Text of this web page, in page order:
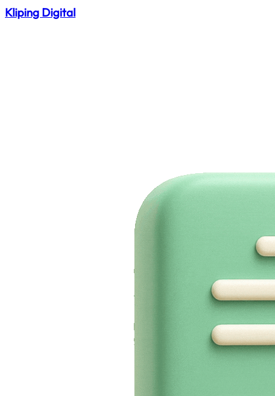
Kliping Digital